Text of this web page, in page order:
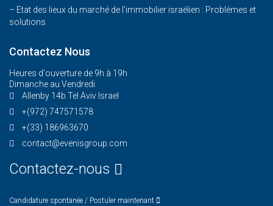
– Etat des lieux du marché de l’immobilier israélien : Problèmes et
solutions
Contactez Nous
Heures d'ouverture de 9h à 19h
Dimanche au Vendredi
Allenby 14b Tel Aviv Israel
+(972) 747571578
+(33) 186963670
contact@evenisgroup.com
Contactez-nous
Candidature spontanée / Postuler maintenant